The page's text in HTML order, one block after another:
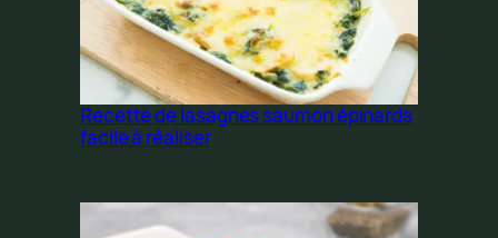
Recette de lasagnes saumon épinards
facile à réaliser